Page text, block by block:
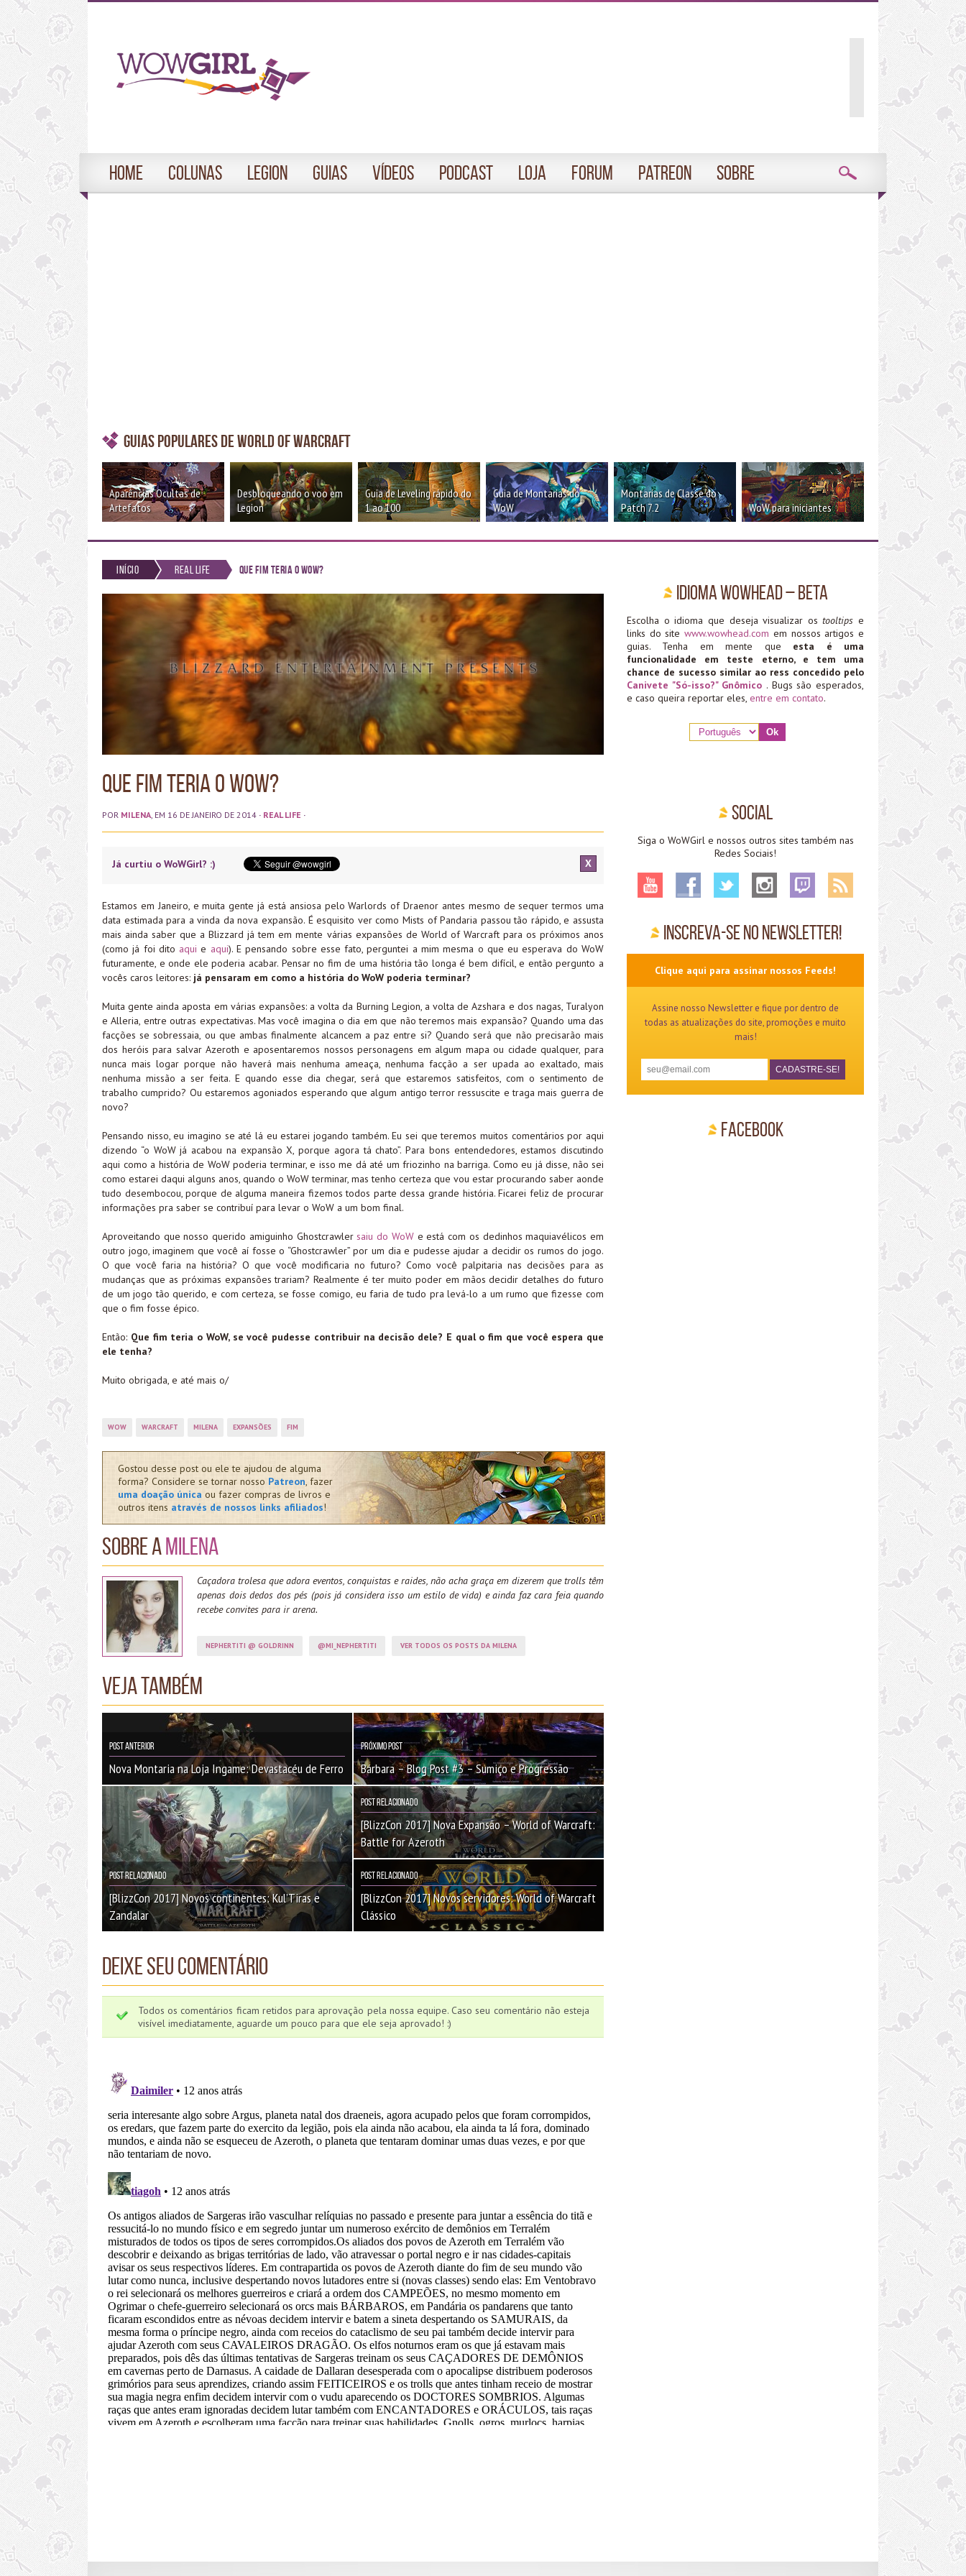
Home Colunas Legion Guias Vídeos Podcast Loja Forum Patreon Sobre
Guias Populares de World of Warcraft
Aparências Ocultas de
Artefatos
Desbloqueando o voo em
Legion
Guia de Leveling rápido do
1 ao 100
Guia de Montarias do
WoW
Montarias de Classe do
Patch 7.2
WoW para iniciantes
Início Real Life Que fim teria o WoW?
Que fim teria o WoW?
POR MILENA, EM 16 DE JANEIRO DE 2014 · REAL LIFE ·
Já curtiu o WoWGirl? :) X
Estamos em Janeiro, e muita gente já está ansiosa pelo Warlords of Draenor antes mesmo de sequer termos uma
data estimada para a vinda da nova expansão. É esquisito ver como Mists of Pandaria passou tão rápido, e assusta
mais ainda saber que a Blizzard já tem em mente várias expansões de World of Warcraft para os próximos anos
(como já foi dito aqui e aqui). E pensando sobre esse fato, perguntei a mim mesma o que eu esperava do WoW
futuramente, e onde ele poderia acabar. Pensar no fim de uma história tão longa é bem difícil, e então pergunto a
vocês caros leitores: já pensaram em como a história do WoW poderia terminar?
Muita gente ainda aposta em várias expansões: a volta da Burning Legion, a volta de Azshara e dos nagas, Turalyon
e Alleria, entre outras expectativas. Mas você imagina o dia em que não teremos mais expansão? Quando uma das
facções se sobressaia, ou que ambas finalmente alcancem a paz entre si? Quando será que não precisarão mais
dos heróis para salvar Azeroth e aposentaremos nossos personagens em algum mapa ou cidade qualquer, para
nunca mais logar porque não haverá mais nenhuma ameaça, nenhuma facção a ser upada ao exaltado, mais
nenhuma missão a ser feita. E quando esse dia chegar, será que estaremos satisfeitos, com o sentimento de
trabalho cumprido? Ou estaremos agoniados esperando que algum antigo terror ressuscite e traga mais guerra de
novo?
Pensando nisso, eu imagino se até lá eu estarei jogando também. Eu sei que teremos muitos comentários por aqui
dizendo “o WoW já acabou na expansão X, porque agora tá chato”. Para bons entendedores, estamos discutindo
aqui como a história de WoW poderia terminar, e isso me dá até um friozinho na barriga. Como eu já disse, não sei
como estarei daqui alguns anos, quando o WoW terminar, mas tenho certeza que vou estar procurando saber aonde
tudo desembocou, porque de alguma maneira fizemos todos parte dessa grande história. Ficarei feliz de procurar
informações pra saber se contribuí para levar o WoW a um bom final.
Aproveitando que nosso querido amiguinho Ghostcrawlersaiu do WoWe está com os dedinhos maquiavélicos em
outro jogo, imaginem que você aí fosse o “Ghostcrawler” por um dia e pudesse ajudar a decidir os rumos do jogo.
O que você faria na história? O que você modificaria no futuro? Como você palpitaria nas decisões para as
mudanças que as próximas expansões trariam? Realmente é ter muito poder em mãos decidir detalhes do futuro
de um jogo tão querido, e com certeza, se fosse comigo, eu faria de tudo pra levá-lo a um rumo que fizesse com
que o fim fosse épico.
Então: Que fim teria o WoW, se você pudesse contribuir na decisão dele? E qual o fim que você espera que
ele tenha?
Muito obrigada, e até mais o/
WOW WARCRAFT MILENA EXPANSÕES FIM
Gostou desse post ou ele te ajudou de alguma
forma? Considere se tornar nosso Patreon, fazer
uma doação única ou fazer compras de livros e
outros itens através de nossos links afiliados!
Sobre aMilena
Caçadora trolesa que adora eventos, conquistas e raides, não acha graça em dizerem que trolls têm
apenas dois dedos dos pés (pois já considera isso um estilo de vida) e ainda faz cara feia quando
recebe convites para ir arena.
NEPHERTITI @ GOLDRINN @MI_NEPHERTITI VER TODOS OS POSTS DA MILENA
Veja também
Post Anterior
Nova Montaria na Loja Ingame: Devastacéu de Ferro
Próximo Post
Bárbara – Blog Post #3 – Sumiço e Progressão
Post Relacionado
[BlizzCon 2017] Novos continentes: Kul’Tiras e
Zandalar
Post Relacionado
[BlizzCon 2017] Nova Expansão – World of Warcraft:
Battle for Azeroth
Post Relacionado
[BlizzCon 2017] Novos servidores: World of Warcraft
Clássico
Deixe seu comentário
Todos os comentários ficam retidos para aprovação pela nossa equipe. Caso seu comentário não esteja
visível imediatamente, aguarde um pouco para que ele seja aprovado! :)
Idioma WoWHead – Beta
Escolha o idioma que deseja visualizar ostooltips e
links do sitewww.wowhead.com em nossos artigos e
guias. Tenha em mente que esta é uma
funcionalidade em teste eterno, e tem uma
chance de sucesso similar ao ress concedido pelo
Canivete "Só-isso?" Gnômico . Bugs são esperados,
e caso queira reportar eles, entre em contato.
Social
Siga o WoWGirl e nossos outros sites também nas
Redes Sociais!
Inscreva-se no Newsletter!
Clique aqui para assinar nossos Feeds!
Assine nosso Newsletter e fique por dentro de
todas as atualizações do site, promoções e muito
mais!
Facebook